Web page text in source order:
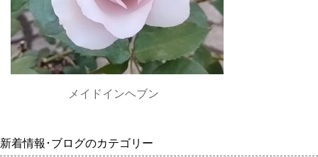
メイドインヘブン
新着情報･ブログのカテゴリー